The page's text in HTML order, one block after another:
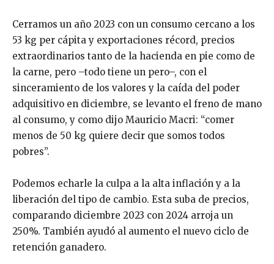
Cerramos un año 2023 con un consumo cercano a los
53 kg per cápita y exportaciones récord, precios
extraordinarios tanto de la hacienda en pie como de
la carne, pero –todo tiene un pero–, con el
sinceramiento de los valores y la caída del poder
adquisitivo en diciembre, se levanto el freno de mano
al consumo, y como dijo Mauricio Macri: “comer
menos de 50 kg quiere decir que somos todos
pobres”.
Podemos echarle la culpa a la alta inflación y a la
liberación del tipo de cambio. Esta suba de precios,
comparando diciembre 2023 con 2024 arroja un
250%. También ayudó al aumento el nuevo ciclo de
retención ganadero.